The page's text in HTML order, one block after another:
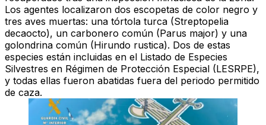
Los agentes localizaron dos escopetas de color negro y
tres aves muertas: una tórtola turca (Streptopelia
decaocto), un carbonero común (Parus major) y una
golondrina común (Hirundo rustica). Dos de estas
especies están incluidas en el Listado de Especies
Silvestres en Régimen de Protección Especial (LESRPE),
y todas ellas fueron abatidas fuera del periodo permitido
de caza.